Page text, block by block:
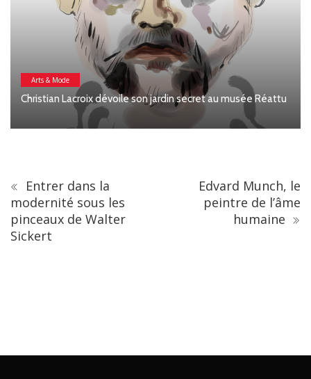
Arts & Mode
Christian Lacroix dévoile son jardin secret au musée Réattu
Entrer dans la
modernité sous les
pinceaux de Walter
Sickert
Edvard Munch, le
peintre de l’âme
humaine